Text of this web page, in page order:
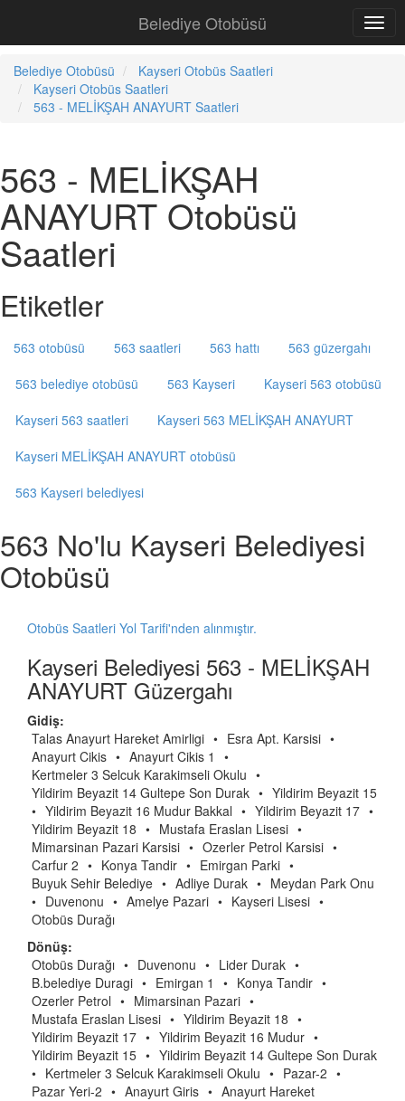
Belediye Otobüsü
Belediye Otobüsü
Kayseri Otobüs Saatleri
Kayseri Otobüs Saatleri
563 - MELİKŞAH ANAYURT Saatleri
563 - MELİKŞAH
ANAYURT Otobüsü
Saatleri
Etiketler
563 otobüsü 563 saatleri 563 hattı
563 güzergahı
563 belediye otobüsü
563 Kayseri
Kayseri 563 otobüsü
Kayseri 563 saatleri
Kayseri 563 MELİKŞAH ANAYURT
Kayseri MELİKŞAH ANAYURT otobüsü
563 Kayseri belediyesi
563 No'lu Kayseri Belediyesi
Otobüsü
Otobüs Saatleri Yol Tarifi'nden alınmıştır.
Kayseri Belediyesi 563 - MELİKŞAH
ANAYURT Güzergahı
Gidiş:
Talas Anayurt Hareket Amirligi • Esra Apt. Karsisi •
Anayurt Cikis • Anayurt Cikis 1
•
Kertmeler 3 Selcuk Karakimseli Okulu •
Yildirim Beyazit 14 Gultepe Son Durak • Yildirim Beyazit 15
• Yildirim Beyazit 16 Mudur Bakkal • Yildirim Beyazit 17 •
Yildirim Beyazit 18 • Mustafa Eraslan Lisesi •
Mimarsinan Pazari Karsisi • Ozerler Petrol Karsisi •
Carfur 2 • Konya Tandir • Emirgan Parki •
Buyuk Sehir Belediye • Adliye Durak • Meydan Park Onu
• Duvenonu • Amelye Pazari • Kayseri Lisesi •
Otobüs Durağı
Dönüş:
Otobüs Durağı • Duvenonu • Lider Durak •
B.belediye Duragi • Emirgan 1 • Konya Tandir •
Ozerler Petrol • Mimarsinan Pazari •
Mustafa Eraslan Lisesi • Yildirim Beyazit 18 •
Yildirim Beyazit 17 • Yildirim Beyazit 16 Mudur •
Yildirim Beyazit 15 • Yildirim Beyazit 14 Gultepe Son Durak
• Kertmeler 3 Selcuk Karakimseli Okulu • Pazar-2 •
Pazar Yeri-2 • Anayurt Giris • Anayurt Hareket